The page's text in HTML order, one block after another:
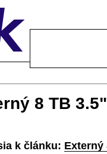
8 TB
k článku: Externý